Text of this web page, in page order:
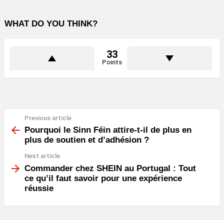
WHAT DO YOU THINK?
33
Points
more
Previous article
Pourquoi le Sinn Féin attire-t-il de plus en
plus de soutien et d’adhésion ?
Next article
Commander chez SHEIN au Portugal : Tout
ce qu’il faut savoir pour une expérience
réussie